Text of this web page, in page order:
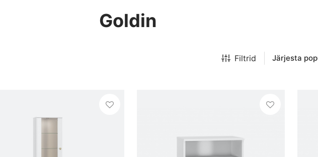
Goldin
Filtrid Järjesta